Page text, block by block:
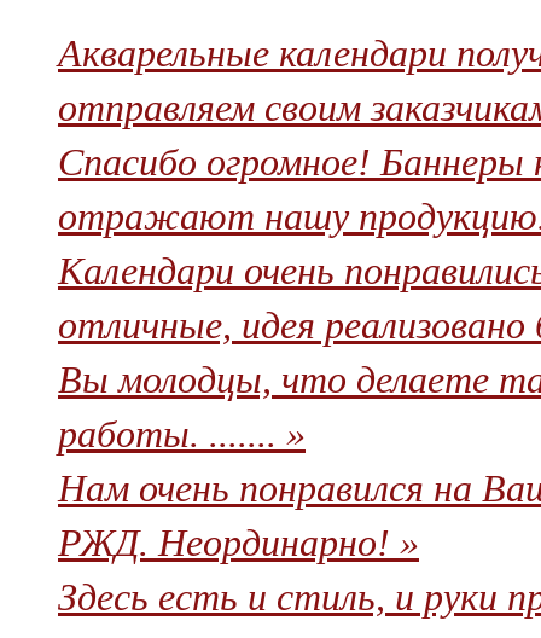
Акварельные календари
отправляем своим
Cпасибо огромное! Баннеры
отражают нашу продукцию.
Календари очень
отличные, идея
Вы молодцы, что делаете
работы. ....... »
Нам очень понравился на
РЖД. Неординарно! »
Здесь есть и стиль, и руки